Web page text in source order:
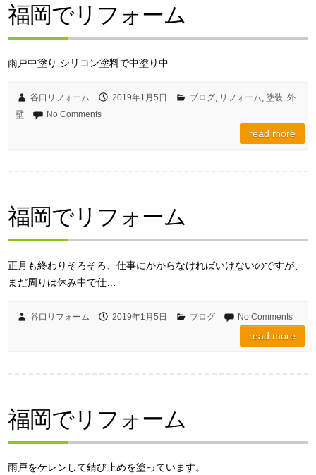
福岡でリフォーム
雨戸中塗り シリコン塗料で中塗り中
谷口リフォーム 2019年1月5日 ブログ, リフォーム, 塗装, 外
壁
No Comments
read more
福岡でリフォーム
正月も終わりそろそろ、仕事にかからなければいけないのですが、
まだ周りは休み中で仕…
谷口リフォーム 2019年1月5日 ブログ No Comments
read more
福岡でリフォーム
雨戸をケレンして錆び止めを塗っています。